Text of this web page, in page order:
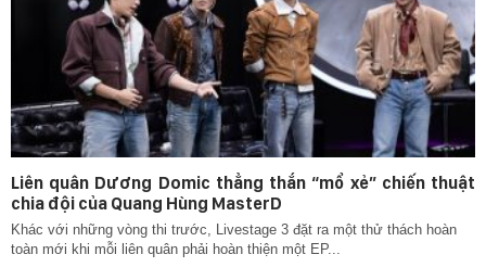
Liên quân Dương Domic thẳng thắn “mổ xẻ” chiến thuật
chia đội của Quang Hùng MasterD
Khác với những vòng thi trước, Livestage 3 đặt ra một thử thách hoàn
toàn mới khi mỗi liên quân phải hoàn thiện một EP...